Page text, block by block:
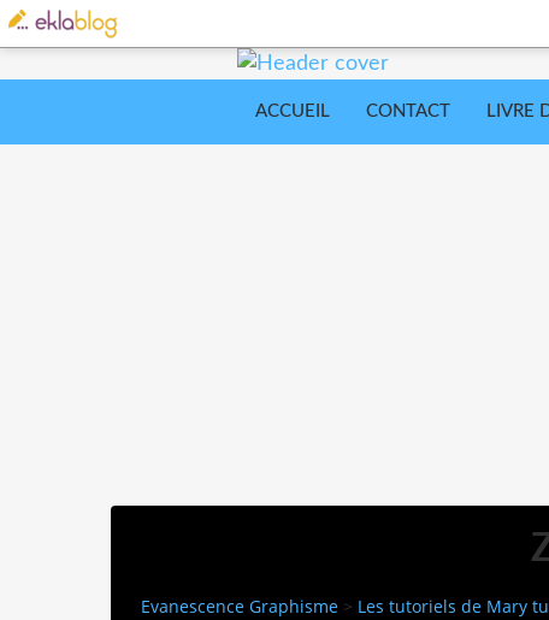
ACCUEIL CONTACT LIVRE
Evanescence Graphisme > Les tutoriels de Mary